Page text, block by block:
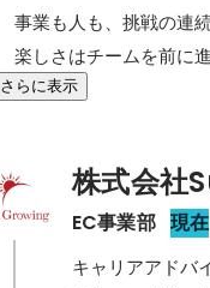
事業も人も、挑戦の連
楽しさはチームを前に
さらに表示
株式会社
EC事業部 現在
キャリアアドバ